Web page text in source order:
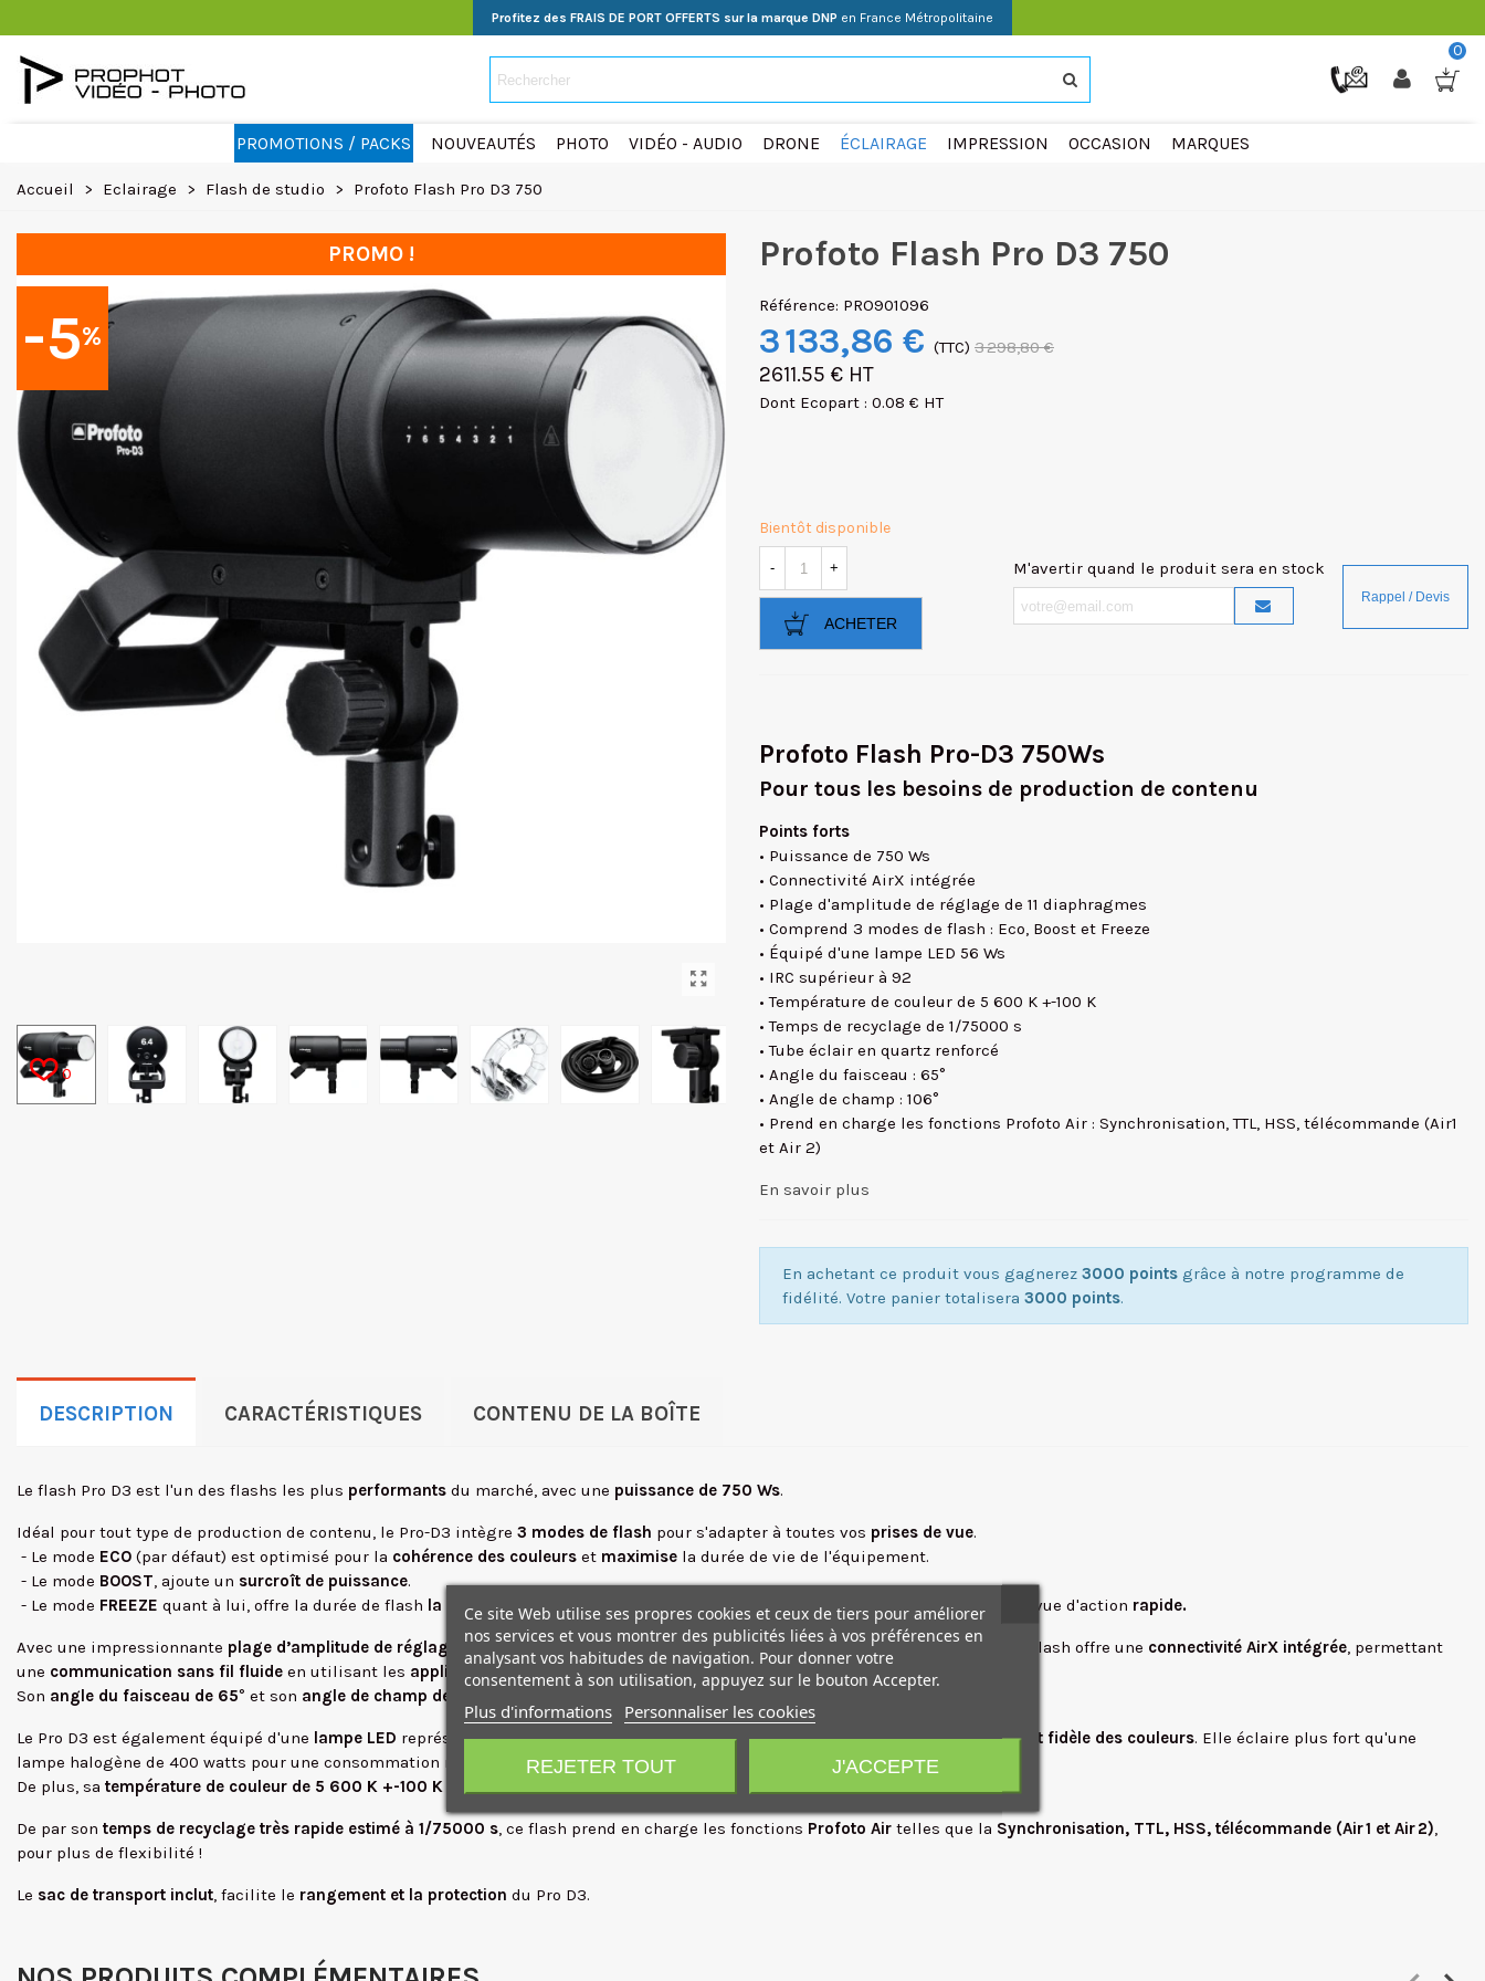
Profitez des FRAIS DE PORT OFFERTS sur la marque DNP en France Métropolitaine
0
PROMOTIONS / PACKS NOUVEAUTÉS PHOTO VIDÉO - AUDIO DRONE ÉCLAIRAGE IMPRESSION OCCASION MARQUES
Accueil > Eclairage > Flash de studio > Profoto Flash Pro D3 750
-5%
PROMO !
0
Profoto Flash Pro D3 750
Référence: PRO901096
3 133,86 € (TTC) 3 298,80 €
2611.55 € HT
Dont Ecopart : 0.08 € HT
Bientôt disponible
- +
ACHETER
M'avertir quand le produit sera en stock
Profoto Flash Pro-D3 750Ws
Pour tous les besoins de production de contenu
Points forts
• Puissance de 750 Ws
• Connectivité AirX intégrée
• Plage d'amplitude de réglage de 11 diaphragmes
• Comprend 3 modes de flash : Eco, Boost et Freeze
• Équipé d'une lampe LED 56 Ws
• IRC supérieur à 92
• Température de couleur de 5 600 K +-100 K
• Temps de recyclage de 1/75000 s
• Tube éclair en quartz renforcé
• Angle du faisceau : 65°
• Angle de champ : 106°
• Prend en charge les fonctions Profoto Air : Synchronisation, TTL, HSS, télécommande (Air1
et Air 2)
En savoir plus
En achetant ce produit vous gagnerez 3000 points grâce à notre programme de
fidélité. Votre panier totalisera 3000 points.
DESCRIPTION CARACTÉRISTIQUES CONTENU DE LA BOÎTE
Le flash Pro D3 est l'un des flashs les plus performants du marché, avec une puissance de 750 Ws.
Idéal pour tout type de production de contenu, le Pro-D3 intègre 3 modes de flash pour s'adapter à toutes vos prises de vue.
- Le mode ECO (par défaut) est optimisé pour la cohérence des couleurs et maximise la durée de vie de l'équipement.
- Le mode BOOST, ajoute un surcroît de puissance.
- Le mode FREEZE quant à lui, offre la durée de flash la plus courte pour des éclaboussures de liquide extra nettes et des prises de vue d'action rapide.
Avec une impressionnante plage d’amplitude de réglage de 11 diaphragmeset une précision de réglage à 0,1 diaphragme près , ce flash offre une connectivité AirX intégrée, permettant
une communication sans fil fluide en utilisant les applications Profoto Camera et Profoto Control
Son angle du faisceau de 65° et son angle de champ de 106° offrent une couverture étendue pour un éclairage professionnel
Le Pro D3 est également équipé d'une lampe LED représentant unIRC supérieur à 92, garantissant ainsi unereproduction précise et fidèle des couleurs. Elle éclaire plus fort qu'une
lampe halogène de 400 watts pour une consommation n’atteignant que 15 % de celle de cette dernière.
De plus, sa température de couleur de 5 600 K +-100 K
De par son temps de recyclage très rapide estimé à 1/75000 s, ce flash prend en charge les fonctions Profoto Air telles que la Synchronisation, TTL, HSS, télécommande (Air 1 et Air 2),
pour plus de flexibilité !
Le sac de transport inclut, facilite le rangement et la protection du Pro D3.
Ce site Web utilise ses propres cookies et ceux de tiers pour améliorer
nos services et vous montrer des publicités liées à vos préférences en
analysant vos habitudes de navigation. Pour donner votre
consentement à son utilisation, appuyez sur le bouton Accepter.
Plus d'informations Personnaliser les cookies
REJETER TOUT J'ACCEPTE